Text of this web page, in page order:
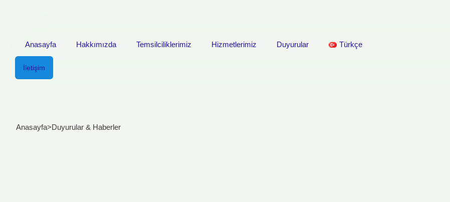
Anasayfa Hakkımızda Temsilciliklerimiz Hizmetlerimiz Duyurular Türkçe
İletişim
Anasayfa>Duyurular & Haberler